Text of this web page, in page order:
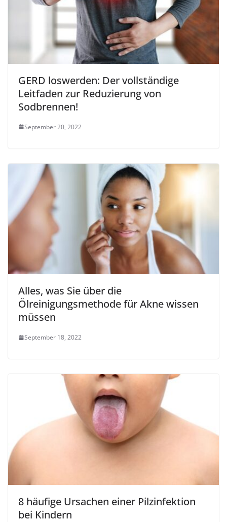
GERD loswerden: Der vollständige
Leitfaden zur Reduzierung von
Sodbrennen!
September 20, 2022
Alles, was Sie über die
Ölreinigungsmethode für Akne wissen
müssen
September 18, 2022
8 häufige Ursachen einer Pilzinfektion
bei Kindern